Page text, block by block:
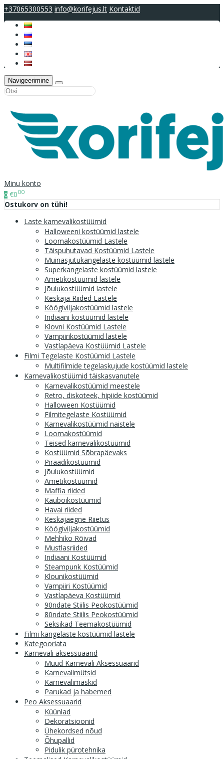
+37065300553 info@korifejus.lt Kontaktid
Navigeerimine
Minu konto
0 €000
Ostukorv on tühi!
Laste karnevalikostüümid
Halloweeni kostüümid lastele
Loomakostüümid Lastele
Täispuhutavad Kostüümid Lastele
Muinasjutukangelaste kostüümid lastele
Superkangelaste kostüümid lastele
Ametikostüümid lastele
Jõulukostüümid lastele
Keskaja Riided Lastele
Köögiviljakostüümid lastele
Indiaani kostüümid lastele
Klovni Kostüümid Lastele
Vampiirikostüümid lastele
Vastlapäeva Kostüümid Lastele
Filmi Tegelaste Kostüümid Lastele
Multifilmide tegelaskujude kostüümid lastele
Karnevalikostüümid täiskasvanutele
Karnevalikostüümid meestele
Retro, diskoteek, hipiide kostüümid
Halloween Kostüümid
Filmitegelaste Kostüümid
Karnevalikostüümid naistele
Loomakostüümid
Teised karnevalikostüümid
Kostüümid Sõbrapäevaks
Piraadikostüümid
Jõulukostüümid
Ametikostüümid
Maffia riided
Kauboikostüümid
Havai riided
Keskajaegne Riietus
Köögiviljakostüümid
Mehhiko Rõivad
Mustlasriided
Indiaani Kostüümid
Steampunk Kostüümid
Klounikostüümid
Vampiiri Kostüümid
Vastlapäeva Kostüümid
90ndate Stiilis Peokostüümid
80ndate Stiilis Peokostüümid
Seksikad Teemakostüümid
Filmi kangelaste kostüümid lastele
Kategooriata
Karnevali aksessuaarid
Muud Karnevali Aksessuaarid
Karnevalimütsid
Karnevalimaskid
Parukad ja habemed
Peo Aksessuaarid
Küünlad
Dekoratsioonid
Ühekordsed nõud
Õhupallid
Pidulik pürotehnika